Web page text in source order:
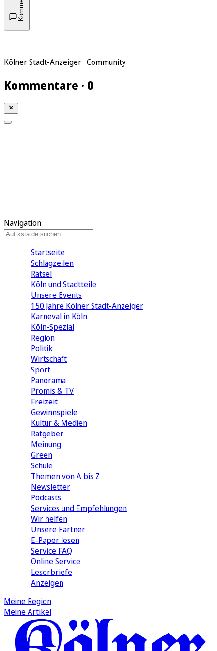
Kölner Stadt-Anzeiger · Community
Kommentare · 0
Navigation
Startseite
Schlagzeilen
Rätsel
Köln und Stadtteile
Unsere Events
150 Jahre Kölner Stadt-Anzeiger
Karneval in Köln
Köln-Spezial
Region
Politik
Wirtschaft
Sport
Panorama
Promis & TV
Freizeit
Gewinnspiele
Kultur & Medien
Ratgeber
Meinung
Green
Schule
Themen von A bis Z
Newsletter
Podcasts
Services und Empfehlungen
Wir helfen
Unsere Partner
E-Paper lesen
Service FAQ
Online Service
Leserbriefe
Anzeigen
Meine Region
Meine Artikel